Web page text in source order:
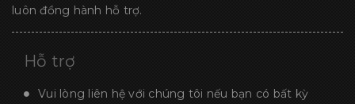
luôn đồng hành hỗ trợ.
Hỗ trợ
Vui lòng liên hệ với chúng tôi nếu bạn có bất kỳ